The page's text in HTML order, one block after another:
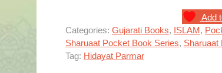
Add
Categories: Gujarati Books, ISLAM,
Sharuaat Pocket Book Series, Sharuaat
Tag: Hidayat Parmar